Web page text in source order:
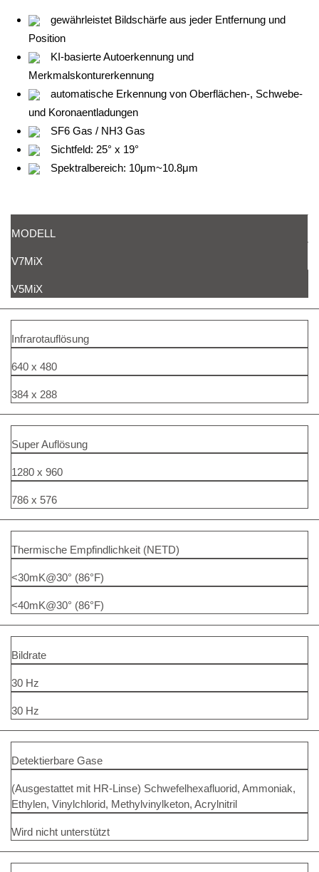
gewährleistet Bildschärfe aus jeder Entfernung und
Position
KI-basierte Autoerkennung und
Merkmalskonturerkennung
automatische Erkennung von Oberflächen-, Schwebe-
und Koronaentladungen
SF6 Gas / NH3 Gas
Sichtfeld: 25° x 19°
Spektralbereich: 10μm~10.8μm
MODELL
V7MiX
V5MiX
Infrarotauflösung
640 x 480
384 x 288
Super Auflösung
1280 x 960
786 x 576
Thermische Empfindlichkeit (NETD)
<30mK@30° (86°F)
<40mK@30° (86°F)
Bildrate
30 Hz
30 Hz
Detektierbare Gase
(Ausgestattet mit HR-Linse) Schwefelhexafluorid, Ammoniak,
Ethylen, Vinylchlorid, Methylvinylketon, Acrylnitril
Wird nicht unterstützt